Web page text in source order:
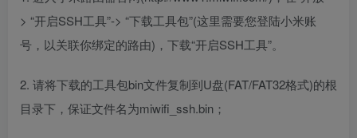
> “开启SSH工具”-> “下载工具包”(这里需要您登陆小米账
号，以关联你绑定的路由)，下载“开启SSH工具”。
2. 请将下载的工具包bin文件复制到U盘(FAT/FAT32格式)的根
目录下，保证文件名为miwifi_ssh.bin；